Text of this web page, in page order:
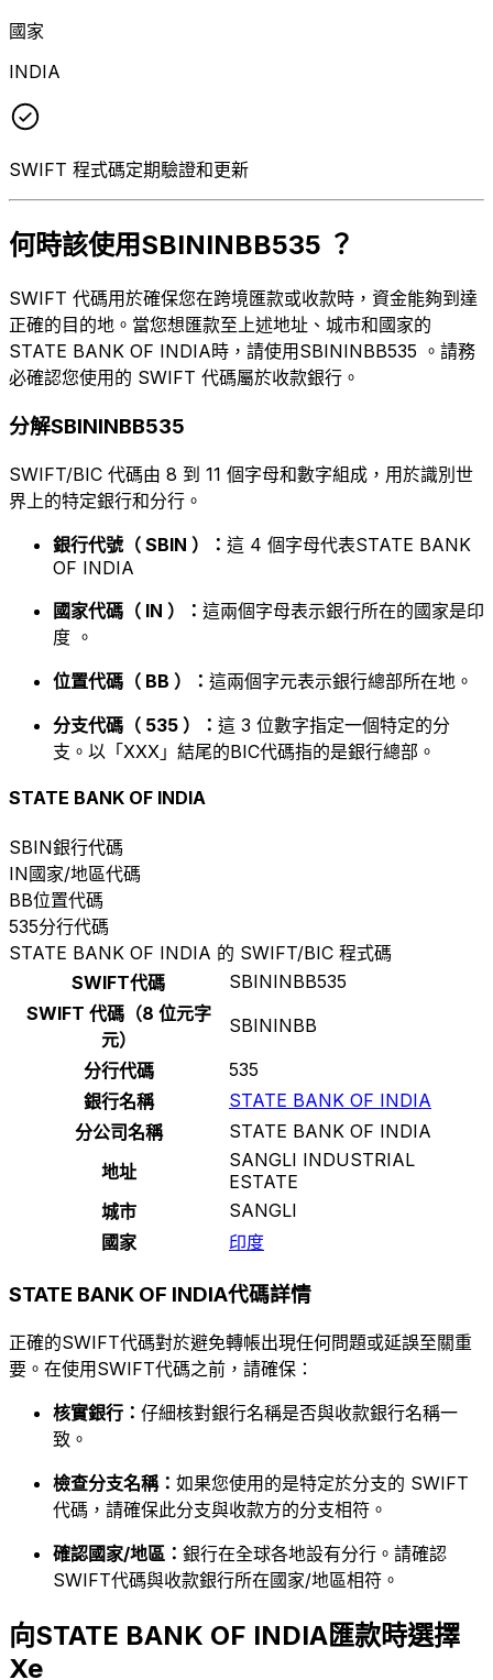
國家
INDIA
SWIFT 程式碼定期驗證和更新
何時該使用SBININBB535 ？
SWIFT 代碼用於確保您在跨境匯款或收款時，資金能夠到達
正確的目的地。當您想匯款至上述地址、城市和國家的
STATE BANK OF INDIA時，請使用SBININBB535 。請務
必確認您使用的 SWIFT 代碼屬於收款銀行。
分解SBININBB535
SWIFT/BIC 代碼由 8 到 11 個字母和數字組成，用於識別世
界上的特定銀行和分行。
銀行代號（ SBIN ）： 這 4 個字母代表STATE BANK
OF INDIA
國家代碼（ IN ）： 這兩個字母表示銀行所在的國家是印
度 。
位置代碼（ BB ）： 這兩個字元表示銀行總部所在地。
分支代碼（ 535 ）： 這 3 位數字指定一個特定的分
支。以「XXX」結尾的BIC代碼指的是銀行總部。
STATE BANK OF INDIA
SBIN銀行代碼
IN國家/地區代碼
BB位置代碼
535分行代碼
STATE BANK OF INDIA 的 SWIFT/BIC 程式碼
SWIFT代碼
SBININBB535
SWIFT 代碼（8 位元字
元）
SBININBB
分行代碼
535
銀行名稱
STATE BANK OF INDIA
分公司名稱
STATE BANK OF INDIA
地址
SANGLI INDUSTRIAL
ESTATE
城市
SANGLI
國家
印度
STATE BANK OF INDIA代碼詳情
正確的SWIFT代碼對於避免轉帳出現任何問題或延誤至關重
要。在使用SWIFT代碼之前，請確保：
核實銀行： 仔細核對銀行名稱是否與收款銀行名稱一
致。
檢查分支名稱： 如果您使用的是特定於分支的 SWIFT
代碼，請確保此分支與收款方的分支相符。
確認國家/地區： 銀行在全球各地設有分行。請確認
SWIFT代碼與收款銀行所在國家/地區相符。
向STATE BANK OF INDIA匯款時選擇
Xe